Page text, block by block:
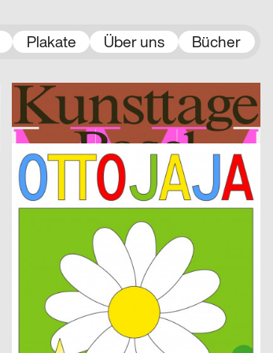
Plakate Über uns Bücher
Stählin Alena, Tristesse CH
2023
Kunsttage Basel 2023
SMILEINITIALPLUS D
2023
otto + JAJA
Queer Underground Movement Night Party
Marstaller Lukas D
Spector Books
SUPERO